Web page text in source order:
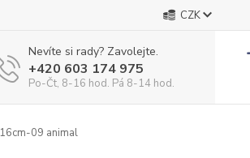
CZK
Nevíte si rady? Zavolejte.
+420 603 174 975
Po-Čt, 8-16 hod. Pá 8-14 hod.
09 animal